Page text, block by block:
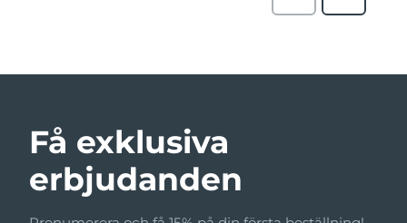
Få exklusiva
erbjudanden